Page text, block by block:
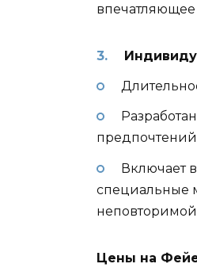
Включает
специальные
Цены на